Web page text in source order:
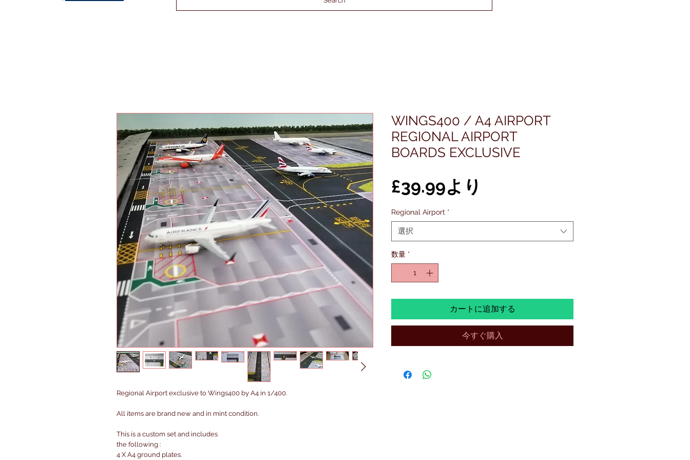
Regional Airport exclusive to Wings400 by A4 in 1/400.
All items are brand new and in mint condition.
This is a custom set and includes
the following :
4 X A4 ground plates.
WINGS400 / A4 AIRPORT
REGIONAL AIRPORT
BOARDS EXCLUSIVE
£39.99より
Regional Airport *
選択
数量 *
カートに追加する
今すぐ購入